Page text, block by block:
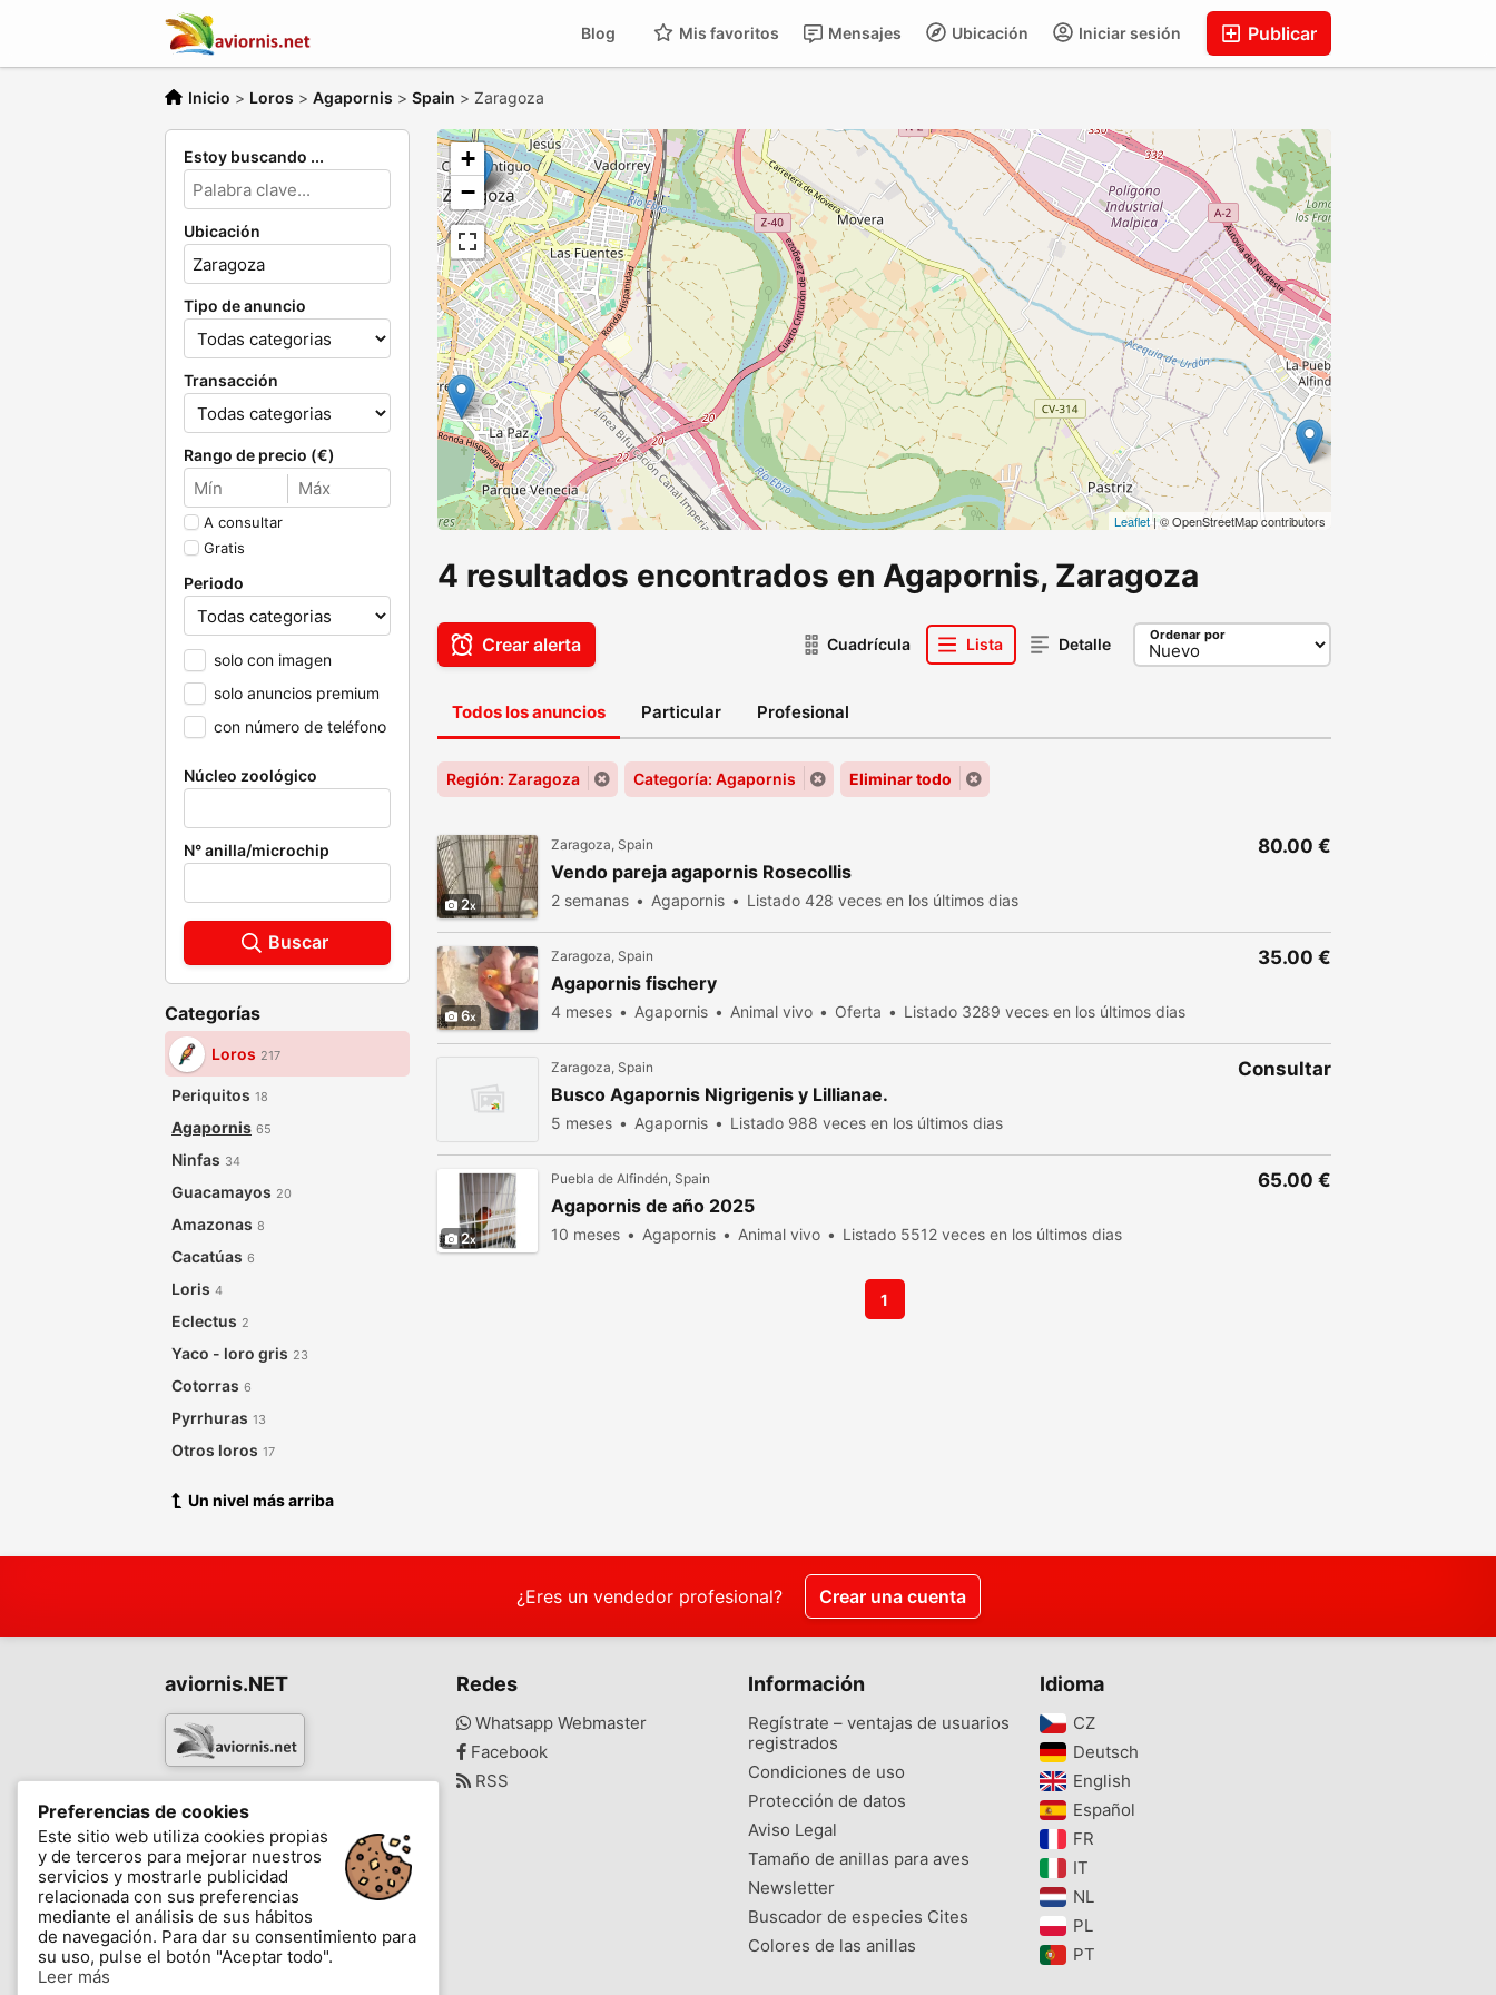
Publicar
Iniciar sesión
Ubicación
Mensajes
Mis favoritos
Blog
Inicio > Loros > Agapornis > Spain > Zaragoza
Estoy buscando ...
Ubicación
Tipo de anuncio
Transacción
Rango de precio (€)
A consultar
Gratis
Periodo
solo con imagen
solo anuncios premium
con número de teléfono
Núcleo zoológico
N° anilla/microchip
Buscar
Categorías
Loros 217
Periquitos 18
Agapornis 65
Ninfas 34
Guacamayos 20
Amazonas 8
Cacatúas 6
Loris 4
Eclectus 2
Yaco - loro gris 23
Cotorras 6
Pyrrhuras 13
Otros loros 17
Un nivel más arriba
+
−
Leaflet| © OpenStreetMap contributors
4 resultados encontrados en Agapornis, Zaragoza
Crear alerta Cuadrícula Lista Detalle Ordenar por
Todos los anuncios Particular Profesional
Región: Zaragoza Categoría: Agapornis Eliminar todo
2
Zaragoza, Spain
Vendo pareja agapornis Rosecollis
2 semanas Agapornis Listado 428 veces en los últimos dias
80.00 €
6
Zaragoza, Spain
Agapornis fischery
4 meses Agapornis Animal vivo Oferta Listado 3289 veces en los últimos dias
35.00 €
Zaragoza, Spain
Busco Agapornis Nigrigenis y Lillianae.
5 meses Agapornis Listado 988 veces en los últimos dias
Consultar
2
Puebla de Alfindén, Spain
Agapornis de año 2025
10 meses Agapornis Animal vivo Listado 5512 veces en los últimos dias
65.00 €
1
¿Eres un vendedor profesional? Crear una cuenta
aviornis.NET
-
Mensajes Mis favoritos Blog
Redes
Whatsapp Webmaster
Facebook
RSS
Información
Regístrate – ventajas de usuarios
registrados
Condiciones de uso
Protección de datos
Aviso Legal
Tamaño de anillas para aves
Newsletter
Buscador de especies Cites
Colores de las anillas
Idioma
CZ‎
Deutsch‎
English‎
Español‎
FR‎
IT‎
NL‎
PL‎
PT‎
Preferencias de cookies
Este sitio web utiliza cookies propias
y de terceros para mejorar nuestros
servicios y mostrarle publicidad
relacionada con sus preferencias
mediante el análisis de sus hábitos
de navegación. Para dar su consentimiento para
su uso, pulse el botón "Aceptar todo".
Leer más